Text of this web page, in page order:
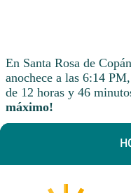
En Santa Rosa de
anochece a las 6:14
de 12 horas y 46
máximo!